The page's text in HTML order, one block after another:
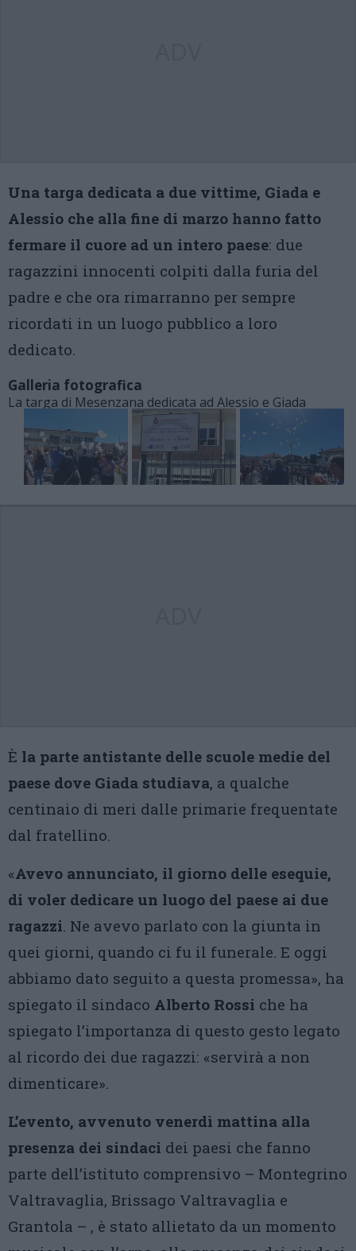
Una targa dedicata a due vittime, Giada e
Alessio che alla fine di marzo hanno fatto
fermare il cuore ad un intero paese: due
ragazzini innocenti colpiti dalla furia del
padre e che ora rimarranno per sempre
ricordati in un luogo pubblico a loro
dedicato.
Galleria fotografica
La targa di Mesenzana dedicata ad Alessio e Giada
È la parte antistante delle scuole medie del
paese dove Giada studiava, a qualche
centinaio di meri dalle primarie frequentate
dal fratellino.
«Avevo annunciato, il giorno delle esequie,
di voler dedicare un luogo del paese ai due
ragazzi. Ne avevo parlato con la giunta in
quei giorni, quando ci fu il funerale. E oggi
abbiamo dato seguito a questa promessa», ha
spiegato il sindaco Alberto Rossi che ha
spiegato l’importanza di questo gesto legato
al ricordo dei due ragazzi: «servirà a non
dimenticare».
L’evento, avvenuto venerdì mattina alla
presenza dei sindaci dei paesi che fanno
parte dell’istituto comprensivo – Montegrino
Valtravaglia, Brissago Valtravaglia e
Grantola – , è stato allietato da un momento